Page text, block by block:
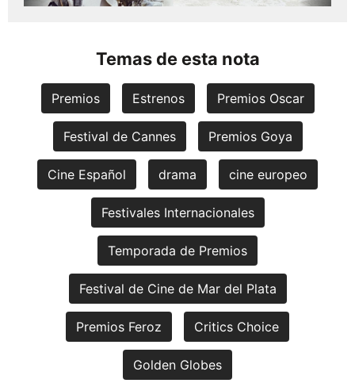
Temas de esta nota
Premios Estrenos Premios Oscar
Festival de Cannes Premios Goya
Cine Español drama cine europeo
Festivales Internacionales
Temporada de Premios
Festival de Cine de Mar del Plata
Premios Feroz Critics Choice
Golden Globes